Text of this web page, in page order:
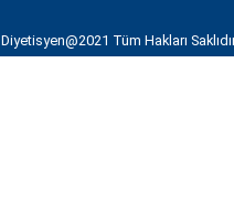
Tüm Hakları